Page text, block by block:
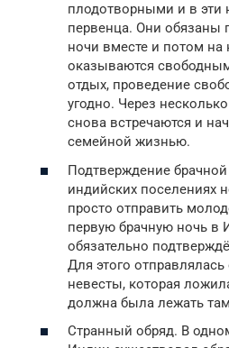
плодотворными и в эти
первенца. Они обязаны
ночи вместе и потом на
оказываются
отдых, проведение
угодно. Через
снова встречаются и
семейной жизнью.
Подтверждение
индийских поселениях
просто отправить
первую брачную ночь
обязательно
Для этого
невесты, которая
должна была лежать
Странный обряд. В